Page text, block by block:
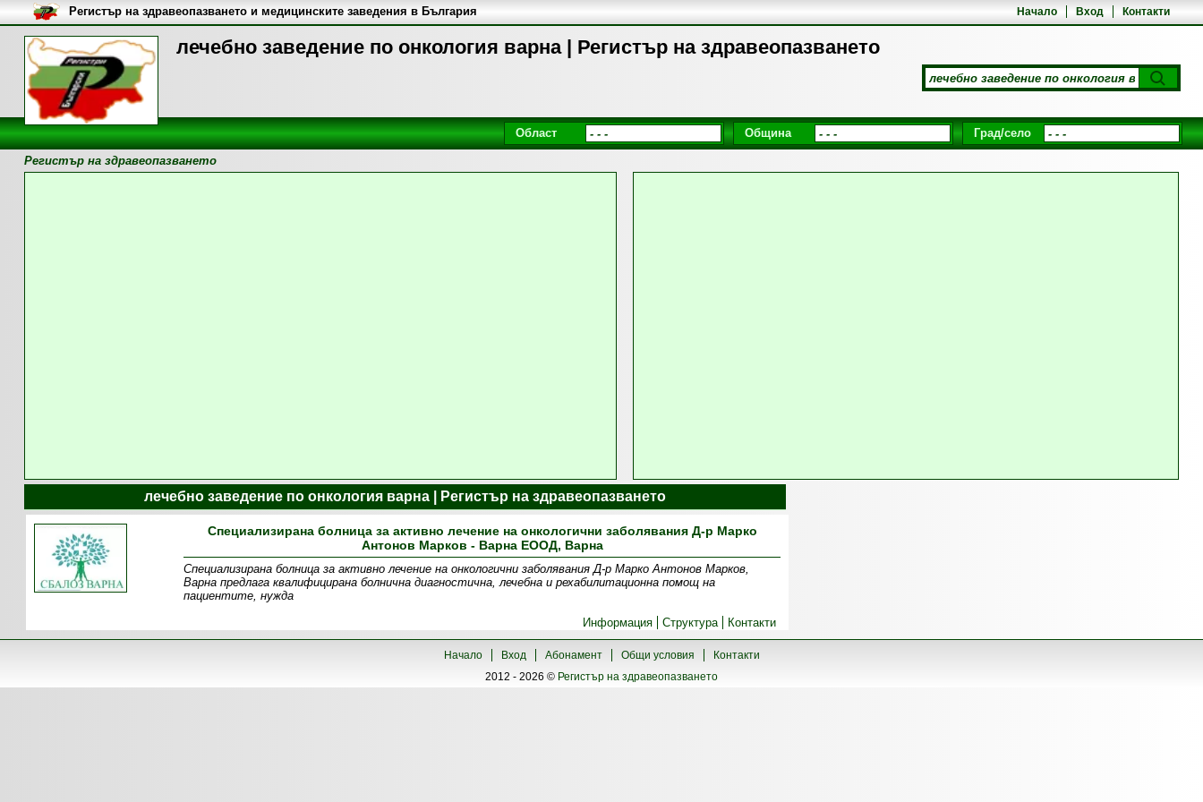
лечебно заведение по онкология варна | Регистър на здравеопазването
Начало Вход Контакти
Регистър на здравеопазването и медицинските заведения в България
Област Община Град/село
Регистър на здравеопазването
лечебно заведение по онкология варна | Регистър на здравеопазването
Специализирана болница за активно лечение на онкологични заболявания Д-р Марко
Антонов Марков - Варна ЕООД, Варна
Специализирана болница за активно лечение на онкологични заболявания Д-р Марко Антонов Марков,
Варна предлага квалифицирана болнична диагностична, лечебна и рехабилитационна помощ на
пациентите, нужда
Информация
Структура Контакти
Начало Вход Абонамент Общи условия
Контакти
2012 - 2026 © Регистър на здравеопазването